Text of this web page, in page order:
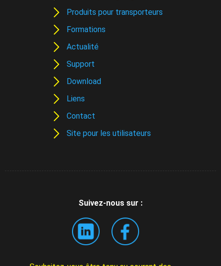
Produits pour transporteurs
Formations
Actualité
Support
Download
Liens
Contact
Site pour les utilisateurs
Suivez-nous sur :